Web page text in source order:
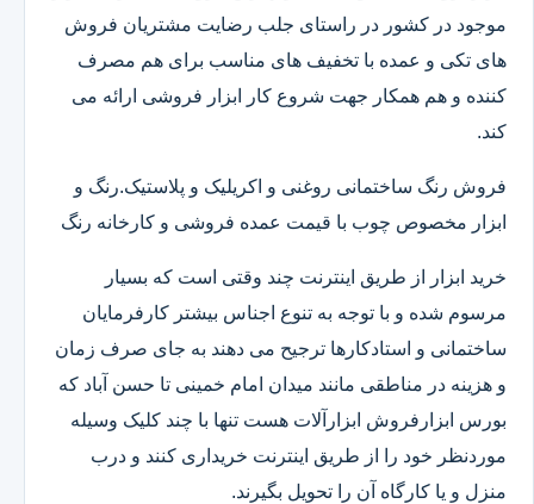
موجود در کشور در راستای جلب رضایت مشتریان فروش
های تکی و عمده با تخفیف های مناسب برای هم مصرف
کننده و هم همکار جهت شروع کار ابزار فروشی ارائه می
کند.
فروش رنگ ساختمانی روغنی و اکریلیک و پلاستیک.رنگ و
ابزار مخصوص چوب با قیمت عمده فروشی و کارخانه رنگ
خرید ابزار از طریق اینترنت چند وقتی است که بسیار
مرسوم شده و با توجه به تنوع اجناس بیشتر کارفرمایان
ساختمانی و استادکارها ترجیح می دهند به جای صرف زمان
و هزینه در مناطقی مانند میدان امام خمینی تا حسن آباد که
بورس ابزارفروش ابزارآلات هست تنها با چند کلیک وسیله
موردنظر خود را از طریق اینترنت خریداری کنند و درب
منزل و یا کارگاه آن را تحویل بگیرند.